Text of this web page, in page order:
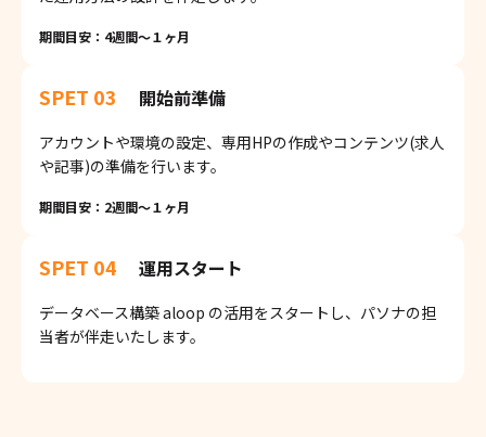
期間目安：4週間〜１ヶ月
SPET 03 開始前準備
アカウントや環境の設定、専用HPの作成やコンテンツ(求人
や記事)の準備を行います。
期間目安：2週間〜１ヶ月
SPET 04 運用スタート
データベース構築 aloop の活用をスタートし、パソナの担
当者が伴走いたします。